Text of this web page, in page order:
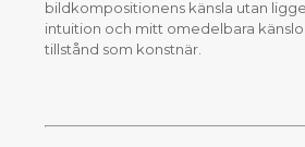
bildkompositionens känsla utan
intuition och mitt omedelbara
tillstånd som konstnär.